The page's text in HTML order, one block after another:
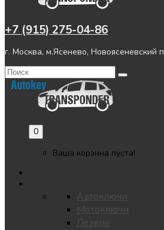
+7 (915) 275-04-86
г. Москва, м.Ясенево, Новоясеневский
0
Ваша корзина пуста!
Автоключи
Мотоключи
Лезвия